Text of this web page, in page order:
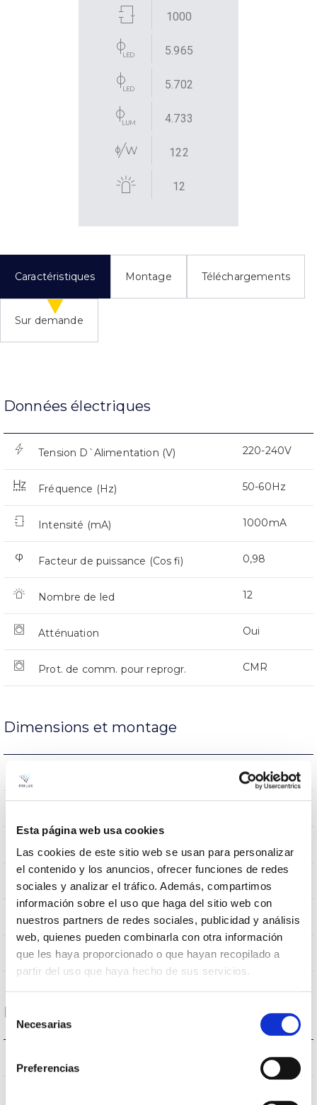
Esta página web usa cookies
Las cookies de este sitio web se usan para personalizar
el contenido y los anuncios, ofrecer funciones de redes
sociales y analizar el tráfico. Además, compartimos
información sobre el uso que haga del sitio web con
nuestros partners de redes sociales, publicidad y análisis
web, quienes pueden combinarla con otra información
que les haya proporcionado o que hayan recopilado a
partir del uso que haya hecho de sus servicios.
Selección
consentimiento
Necesarias
Preferencias
1000
5.965
5.702
4.733
122
12
Caractéristiques Montage Téléchargements
Sur demande
Données électriques
Tension D`Alimentation (V) 220-240V
Fréquence (Hz) 50-60Hz
Intensité (mA) 1000mA
Facteur de puissance (Cos fi) 0,98
Nombre de led 12
Atténuation Oui
Prot. de comm. pour reprogr. CMR
Dimensions et montage
Support de bras
Poids
Dimensions Ø600x655mm
Position de montage Support de bras
Empalmable Non
Données optiques
4.000K